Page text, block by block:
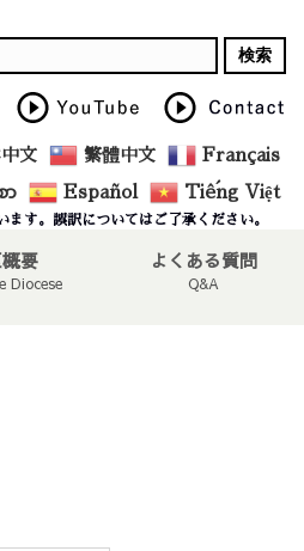
文 繁體中文 Français
ာ Español Tiếng Việt
ます。誤訳についてはご了承ください。
要
Diocese
よくある質問
Q&A